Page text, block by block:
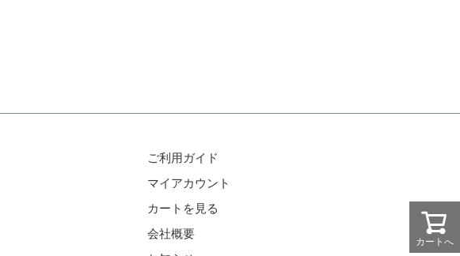
カートへ
ご利用ガイド
マイアカウント
カートを見る
会社概要